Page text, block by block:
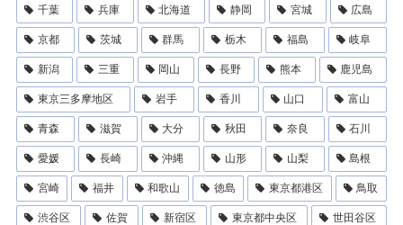
千葉 兵庫 北海道 静岡 宮城 広島
京都 茨城 群馬 栃木 福島 岐阜
新潟 三重 岡山 長野 熊本 鹿児島
東京三多摩地区 岩手 香川 山口 富山
青森 滋賀 大分 秋田 奈良 石川
愛媛 長崎 沖縄 山形 山梨 島根
宮崎 福井 和歌山 徳島 東京都港区 鳥取
渋谷区 佐賀 新宿区 東京都中央区 世田谷区